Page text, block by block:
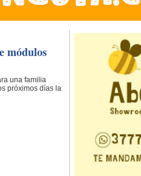
módulos
una familia
próximos días la